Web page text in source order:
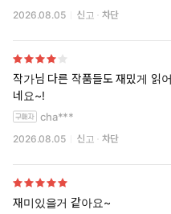
2026.08.05 신고 차단
작가님 다른 작품들도 재밌게 읽
네요~!
cha***
2026.08.05 신고 차단
재미있을거 같아요~